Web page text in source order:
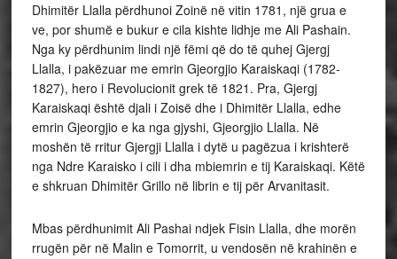
Dhimitër Llalla përdhunoi Zoinë në vitin 1781, një grua e
ve, por shumë e bukur e cila kishte lidhje me Ali Pashain.
Nga ky përdhunim lindi një fëmi që do të quhej Gjergj
Llalla, i pakëzuar me emrin Gjeorgjio Karaiskaqi (1782-
1827), hero i Revolucionit grek të 1821. Pra, Gjergj
Karaiskaqi është djali i Zoisë dhe i Dhimitër Llalla, edhe
emrin Gjeorgjio e ka nga gjyshi, Gjeorgjio Llalla. Në
moshën të rritur Gjergji Llalla i dytë u pagëzua i krishterë
nga Ndre Karaisko i cili i dha mbiemrin e tij Karaiskaqi. Këtë
e shkruan Dhimitër Grillo në librin e tij për Arvanitasit.
Mbas përdhunimit Ali Pashai ndjek Fisin Llalla, dhe morën
rrugën për në Malin e Tomorrit, u vendosën në krahinën e